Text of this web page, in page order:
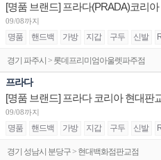
09/08까지
명품 핸드백 가방 지갑 구두 신발
경기 파주시 > 롯데프리미엄아울렛파주점
프라다
09/08까지
명품 핸드백 가방 지갑 구두 신발
경기 성남시 분당구 > 현대백화점판교점